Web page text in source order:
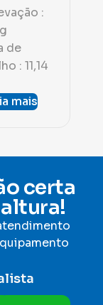
:
de
: 11,14
mais
certa